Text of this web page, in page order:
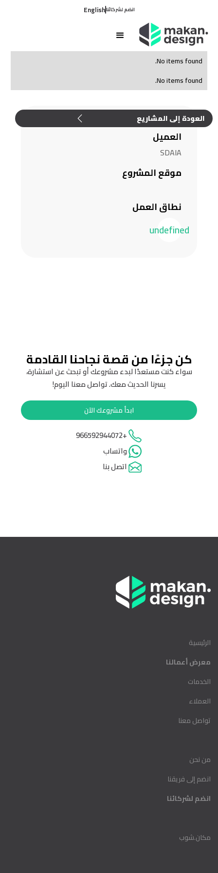
انضم لشركائناEnglish
No items found.
No items found.
العودة إلى المشاريع
العميل
SDAIA
موقع المشروع
نطاق العمل
undefined
كن جزءًا من قصة نجاحنا القادمة
سواء كنت مستعدًا لبدء مشروعك أو تبحث عن استشارة،
يسرنا الحديث معك. تواصل معنا اليوم!
ابدأ مشروعك الآن
+966592944072
واتساب
اتصل بنا
الرئيسية
معرض أعمالنا
الخدمات
العملاء
تواصل معنا
من نحن
انضم إلى فريقنا
انضم لشركا ئنا
مكان.شوب